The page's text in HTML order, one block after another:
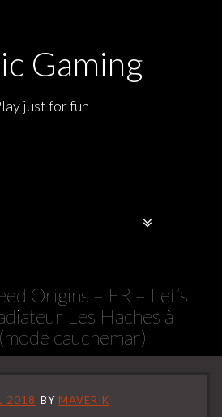
Gaming
just for fun
Origins – FR – Let’s
Les Haches à
cauchemar)
2018 BY MAVERIK